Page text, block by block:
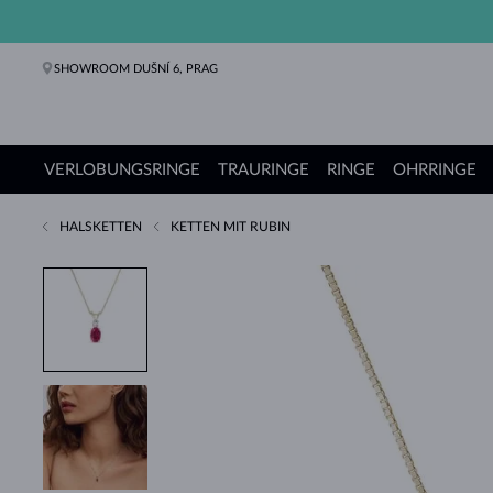
SHOWROOM DUŠNÍ 6, PRAG
VERLOBUNGSRINGE
Verlobungsringe
TRAURINGE
Trauringe
RINGE
Ringe
OHRRINGE
Ohrringe
Ketten
Armbänder
Perlen
Schmuck
Geschenke
KLENOTA Kollektionen
HALSKETTEN KETTEN MIT RUBIN